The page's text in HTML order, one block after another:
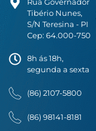
Rua Governador
Tibério Nunes,
S/N Teresina - PI
Cep: 64.000-750
8h ás 18h,
segunda a sexta
(86) 2107-5800
(86) 98141-8181